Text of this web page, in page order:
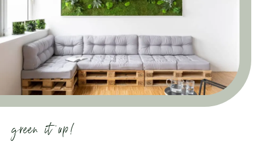
green it up!